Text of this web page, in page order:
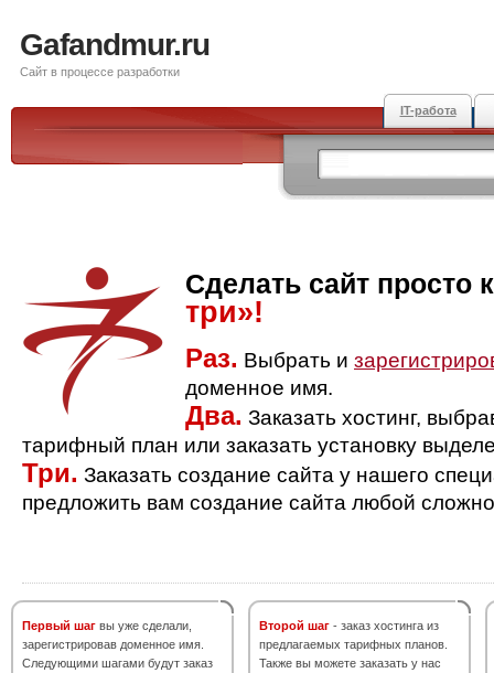
Gafandmur.ru
Сайт в процессе разработки
IT-работа
Сделать сайт просто
три»!
Раз. Выбрать и
доменное имя.
Два. Заказать хостинг,
тарифный план или заказать установку
Три. Заказать создание сайта у нашего
предложить вам создание сайта любой
Первый шаг вы уже сделали,
зарегистрировав доменное имя.
Следующими шагами будут заказ
Второй шаг - заказ хостинга из
предлагаемых тарифных планов.
Также вы можете заказать у нас